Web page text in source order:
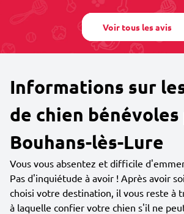
Voir tous les avis
Informations sur
de chien bénévoles
Bouhans-lès-Lure
Vous vous absentez et difficile
Pas d'inquiétude à avoir ! Après avoir
choisi votre destination, il vous reste à
à laquelle confier votre chien s'il ne